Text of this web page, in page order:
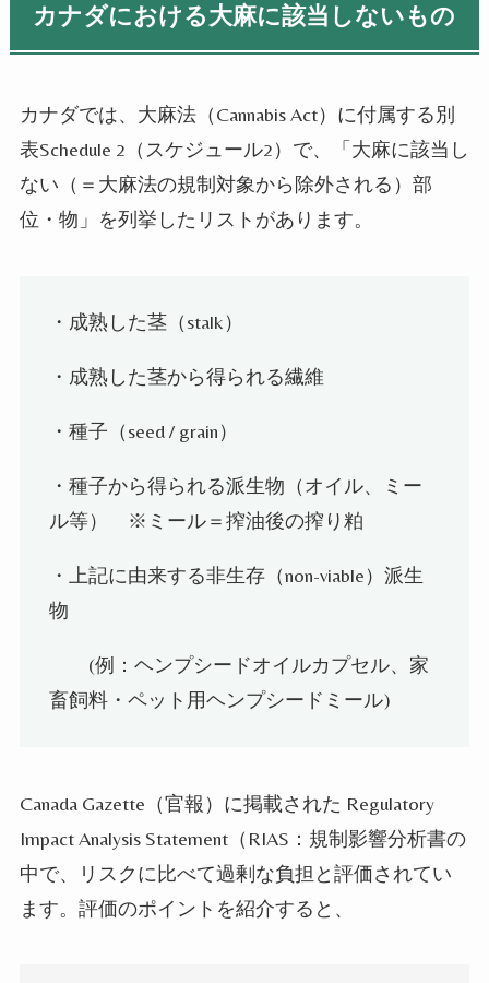
カナダにおける大麻に該当しないもの
カナダでは、大麻法（Cannabis Act）に付属する別
表Schedule 2 （スケジュール2）で、「大麻に該当し
ない（＝大麻法の規制対象から除外される）部
位・物」を列挙したリストがあります。
・成熟した茎（stalk）
・成熟した茎から得られる繊維
・種子（seed / grain）
・種子から得られる派生物（オイル、ミー
ル等）
※ ミール＝搾油後の搾り粕
・上記に由来する非生存（non-viable）派生
物
(例：ヘンプシードオイルカプセル、家
畜飼料・ペット用ヘンプシードミール)
Canada Gazette （官報）に掲載された Regulatory
Impact Analysis Statement（ RIAS ：規制影響分析書の
中で、リスクに比べて過剰な負担と評価されてい
ます。評価のポイントを紹介すると、